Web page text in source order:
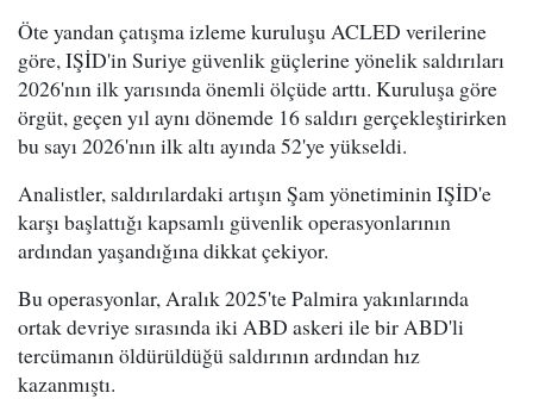
Öte yandan çatışma izleme kuruluşu ACLED verilerine
göre, IŞİD'in Suriye güvenlik güçlerine yönelik saldırıları
2026'nın ilk yarısında önemli ölçüde arttı. Kuruluşa göre
örgüt, geçen yıl aynı dönemde 16 saldırı gerçekleştirirken
bu sayı 2026'nın ilk altı ayında 52'ye yükseldi.
Analistler, saldırılardaki artışın Şam yönetiminin IŞİD'e
karşı başlattığı kapsamlı güvenlik operasyonlarının
ardından yaşandığına dikkat çekiyor.
Bu operasyonlar, Aralık 2025'te Palmira yakınlarında
ortak devriye sırasında iki ABD askeri ile bir ABD'li
tercümanın öldürüldüğü saldırının ardından hız
kazanmıştı.